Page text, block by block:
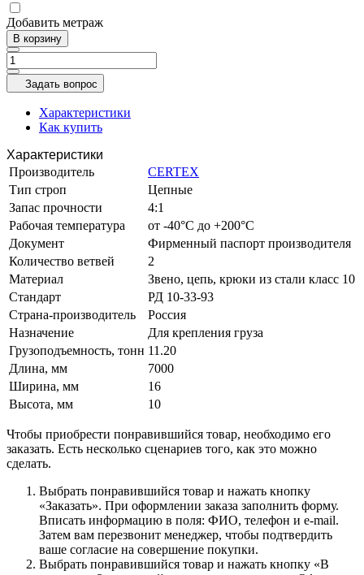
Добавить метраж
В корзину
Задать вопрос
Характеристики
Как купить
Характеристики
Производитель
CERTEX
Тип строп
Цепные
Запас прочности
4:1
Рабочая температура
от -40°C до +200°C
Документ
Фирменный паспорт производителя
Количество ветвей
2
Материал
Звено, цепь, крюки из стали класс 10
Стандарт
РД 10-33-93
Страна-производитель
Россия
Назначение
Для крепления груза
Грузоподъемность, тонн 11.20
Длина, мм
7000
Ширина, мм
16
Высота, мм
10
Чтобы приобрести понравившийся товар, необходимо его
заказать. Есть несколько сценариев того, как это можно
сделать.
Выбрать понравившийся товар и нажать кнопку
«Заказать». При оформлении заказа заполнить форму.
Вписать информацию в поля: ФИО, телефон и e-mail.
Затем вам перезвонит менеджер, чтобы подтвердить
ваше согласие на совершение покупки.
Выбрать понравившийся товар и нажать кнопку «В